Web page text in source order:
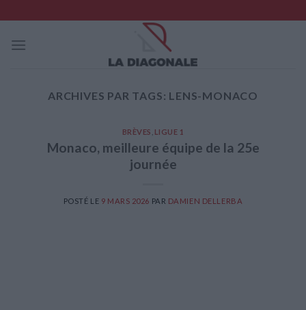
to
content
ARCHIVES PAR TAGS: LENS-MONACO
BRÈVES LIGUE 1
Monaco, meilleure équipe de la 25e
journée
POSTÉ LE 9 MARS 2026 PAR DAMIEN DELLERBA